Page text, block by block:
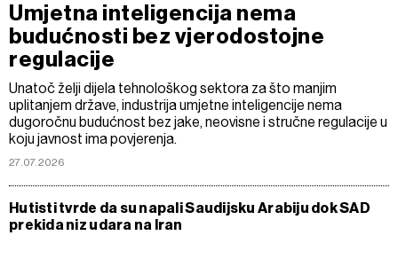
Umjetna inteligencija nema
budućnosti bez vjerodostojne
regulacije
Unatoč želji dijela tehnološkog sektora za što manjim
uplitanjem države, industrija umjetne inteligencije nema
dugoročnu budućnost bez jake, neovisne i stručne regulacije u
koju javnost ima povjerenja.
27.07.2026
Hutisti tvrde da su napali Saudijsku Arabiju dok SAD
prekida niz udara na Iran